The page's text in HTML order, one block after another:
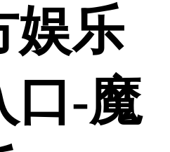
娱乐
口-魔